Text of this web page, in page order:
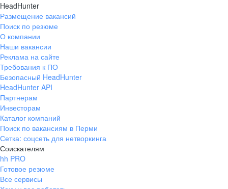
HeadHunter
Размещение вакансий
Поиск по резюме
О компании
Наши вакансии
Реклама на сайте
Требования к ПО
Безопасный HeadHunter
HeadHunter API
Партнерам
Инвесторам
Каталог компаний
Поиск по вакансиям в Перми
Сетка: соцсеть для нетворкинга
Соискателям
hh PRO
Готовое резюме
Все сервисы